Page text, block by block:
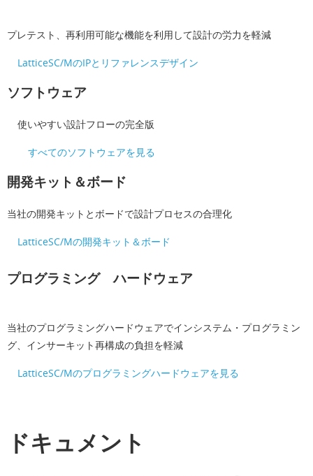
プレテスト、再利用可能な機能を利用して設計の労力を軽減
LatticeSC/MのIPとリファレンスデザイン
ソフトウェア
使いやすい設計フローの完全版
すべてのソフトウェアを見る
開発キット＆ボード
当社の開発キットとボードで設計プロセスの合理化
LatticeSC/Mの開発キット＆ボード
プログラミング ハードウェア
当社のプログラミングハードウェアでインシステム・プログラミン
グ、インサーキット再構成の負担を軽減
LatticeSC/Mのプログラミングハードウェアを見る
ドキュメント